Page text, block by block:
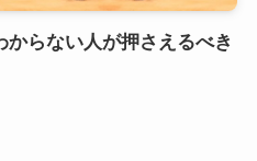
らない人が押さえるべき